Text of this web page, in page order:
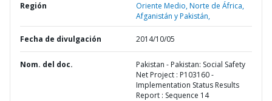
Región
Oriente Medio, Norte de África,
Afganistán y Pakistán,
Fecha de divulgación 2014/10/05
Nom. del doc.
Pakistan - Pakistan: Social Safety
Net Project : P103160 -
Implementation Status Results
Report : Sequence 14